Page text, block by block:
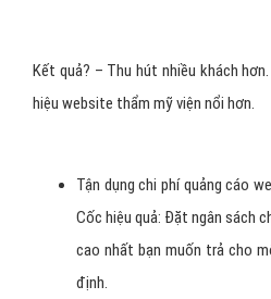
Kết quả? – Thu hút nhiều khách hơn.
Tận dụng chi phí quảng cáo
Cốc hiệu quả: Đặt ngân sách
cao nhất bạn muốn trả cho